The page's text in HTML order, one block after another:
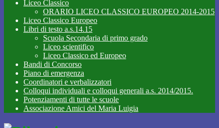
Liceo Classico
ORARIO LICEO CLASSICO EUROPEO 2014-2015
Liceo Classico Europeo
Libri di testo a.s.14.15
Scuola Secondaria di primo grado
Liceo scientifico
Liceo Classico ed Europeo
Bandi di Concorso
Piano di emergenza
Coordinatori e verbalizzatori
Colloqui individuali e colloqui generali a.s. 2014/2015.
Potenziamenti di tutte le scuole
Associazione Amici del Maria Luigia